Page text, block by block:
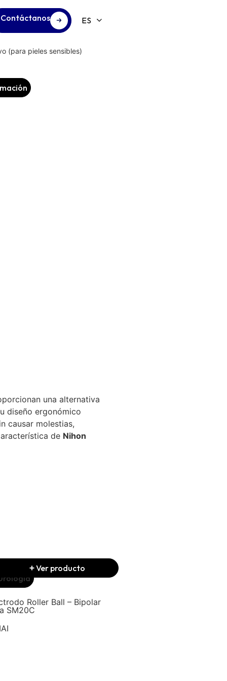
Contáctanos
(para pieles sensibles)
una alternativa
diseño ergonómico
causar molestias,
de Nihon
Roller Ball – Bipolar
SM20C
Ver producto